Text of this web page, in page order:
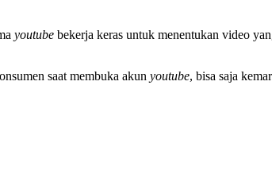
youtube bekerja keras untuk menentukan video
saat membuka akun youtube, bisa saja